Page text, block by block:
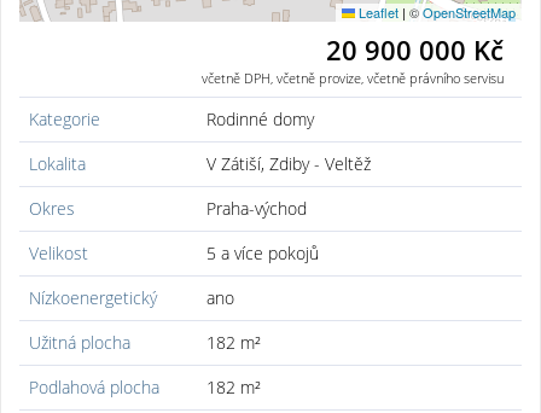
Leaflet | ©OpenStreetMap
20 900 000 Kč
včetně DPH, včetně provize, včetně právního servisu
Kategorie
Rodinné domy
Lokalita
V Zátiší, Zdiby - Veltěž
Okres
Praha-východ
Velikost
5 a více pokojů
Nízkoenergetický
ano
Užitná plocha
182 m²
Podlahová plocha
182 m²